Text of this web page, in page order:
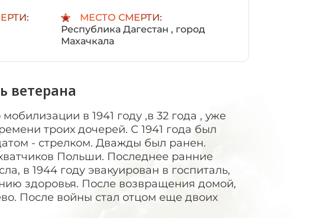
МЕСТО СМЕРТИ:
Республика Дагестан , город
Махачкала
ветерана
в 1941 году ,в 32 года , уже
троих дочерей. С 1941 года был
- стрелком. Дважды был ранен.
Польши. Последнее ранние
в 1944 году эвакуирован в госпиталь,
здоровья. После возвращения домой,
После войны стал отцом еще двоих